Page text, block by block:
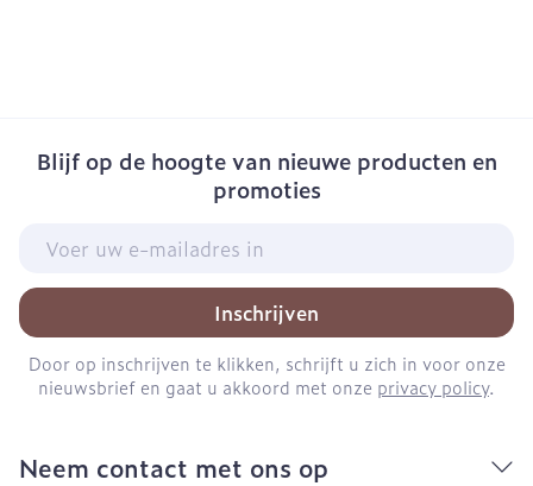
Blijf op de hoogte van nieuwe producten en
promoties
Inschrijven
Door op inschrijven te klikken, schrijft u zich in voor onze
nieuwsbrief en gaat u akkoord met onze privacy policy.
Neem contact met ons op